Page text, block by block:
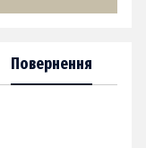
Повернення